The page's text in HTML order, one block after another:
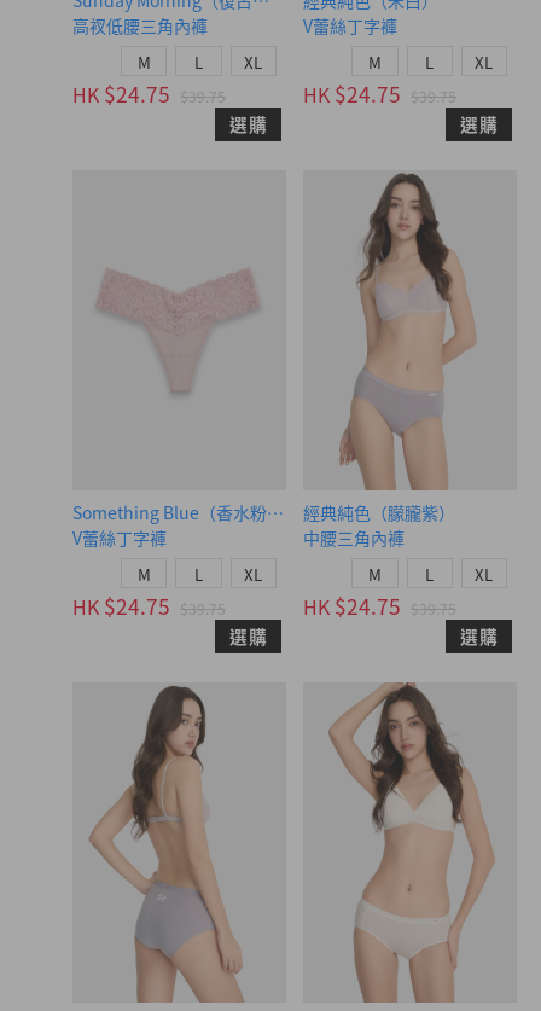
高衩低腰三角內褲
M L XL
HK $24.75 $39.75
選購
V蕾絲丁字褲
M L XL
HK $24.75 $39.75
選購
Something Blue（香水粉-水鑽蝴蝶結）
V蕾絲丁字褲
M L XL
HK $24.75 $39.75
選購
經典純色（朦朧紫）
中腰三角內褲
M L XL
HK $24.75 $39.75
選購